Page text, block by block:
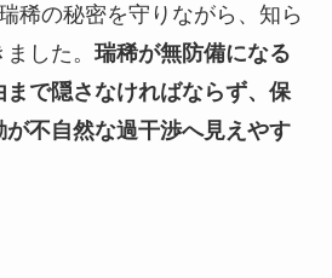
稀の秘密を守りながら、知ら
した。 瑞稀が無防備になる
で隠さなければならず、保
不自然な過干渉へ見えやす